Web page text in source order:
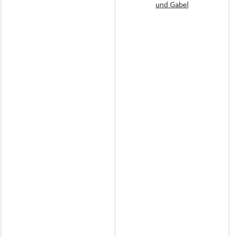
und Gabel